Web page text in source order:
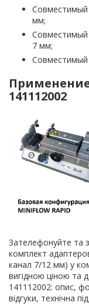
Совместимый
мм;
Совместимый
7 мм;
Совместимый
141112002
Зателефонуйте та
комплект
канал 7/12 мм) у
вигідною ціною та
141112002: опис,
відгуки, технічна